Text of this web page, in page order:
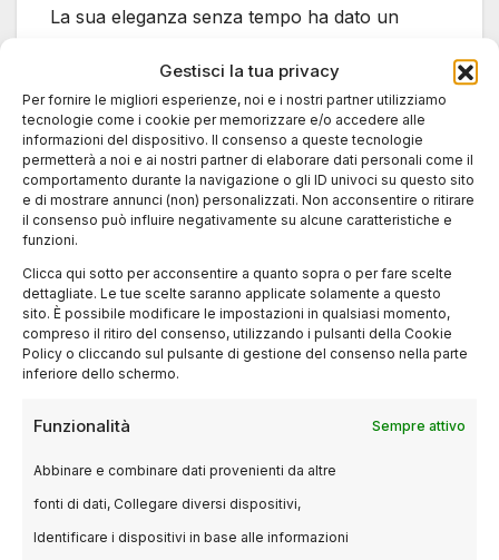
Gestisci la tua privacy
Per fornire le migliori esperienze, noi e i nostri partner utilizziamo
tecnologie come i cookie per memorizzare e/o accedere alle
informazioni del dispositivo. Il consenso a queste tecnologie
permetterà a noi e ai nostri partner di elaborare dati personali come il
comportamento durante la navigazione o gli ID univoci su questo sito
e di mostrare annunci (non) personalizzati. Non acconsentire o ritirare
il consenso può influire negativamente su alcune caratteristiche e
funzioni.
Clicca qui sotto per acconsentire a quanto sopra o per fare scelte
dettagliate. Le tue scelte saranno applicate solamente a questo
sito. È possibile modificare le impostazioni in qualsiasi momento,
compreso il ritiro del consenso, utilizzando i pulsanti della Cookie
Policy o cliccando sul pulsante di gestione del consenso nella parte
inferiore dello schermo.
Funzionalità Sempre attivo
Abbinare e combinare dati provenienti da altre
fonti di dati, Collegare diversi dispositivi,
Identificare i dispositivi in base alle informazioni
La sua eleganza senza tempo ha dato un
incarnato l’essenza stessa del cinema italiano:
intenso, raffinato, silenziosamente potente.
Kasia Smutniak (2012)
Discreta, sofisticata, impegnata. Kasia ha
portato sul red carpet non solo abiti